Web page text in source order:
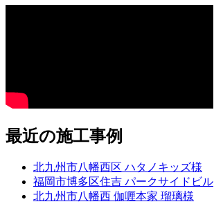
最近の施工事例
北九州市八幡西区 ハタノキッズ様
福岡市博多区住吉 パークサイドビル
北九州市八幡西 伽喱本家 瑠璃様